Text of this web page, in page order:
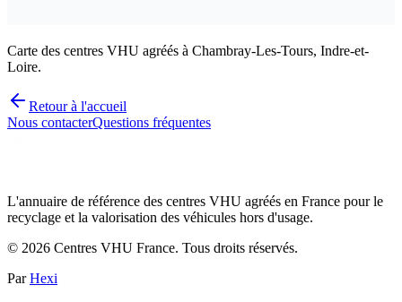
Carte des centres VHU agréés à Chambray-Les-Tours, Indre-et-
Loire.
Retour à l'accueil
Nous contacterQuestions fréquentes
L'annuaire de référence des centres VHU agréés en France pour le
recyclage et la valorisation des véhicules hors d'usage.
© 2026 Centres VHU France. Tous droits réservés.
Par Hexi